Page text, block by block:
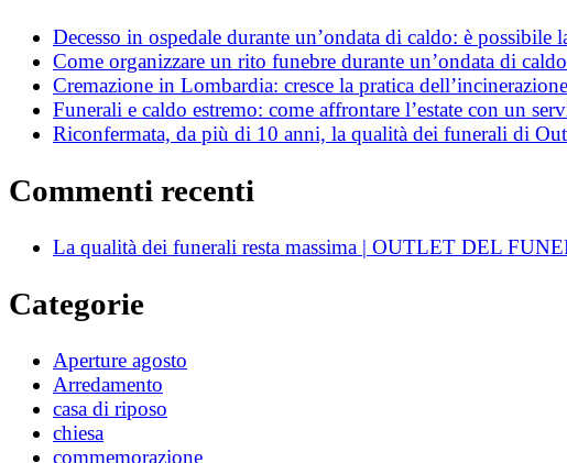
Decesso in ospedale durante un’ondata di caldo: è possibile
Come organizzare un rito funebre durante un’ondata di
Cremazione in Lombardia: cresce la pratica
Funerali e caldo estremo: come affrontare l’estate con un
Riconfermata, da più di 10 anni, la qualità dei funerali di
Commenti recenti
La qualità dei funerali resta massima | OUTLET DEL
Categorie
Aperture agosto
Arredamento
casa di riposo
chiesa
commemorazione